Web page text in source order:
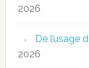
2026
De l’usage
2026